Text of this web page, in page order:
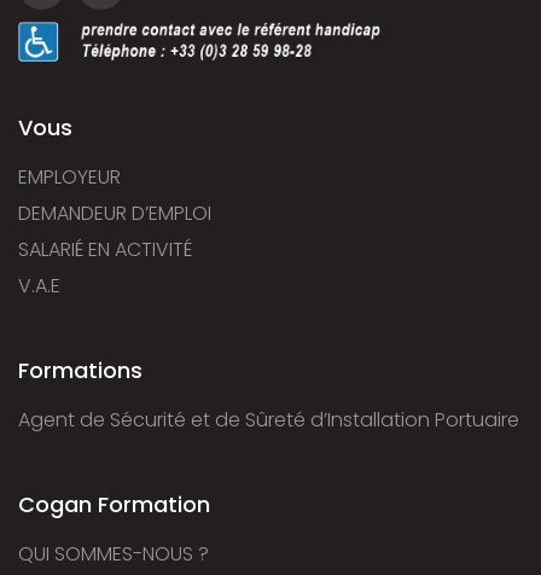
Vous
EMPLOYEUR
DEMANDEUR D’EMPLOI
SALARIÉ EN ACTIVITÉ
V.A.E
Formations
Agent de Sécurité et de Sûreté d’Installation Portuaire
Cogan Formation
QUI SOMMES-NOUS ?